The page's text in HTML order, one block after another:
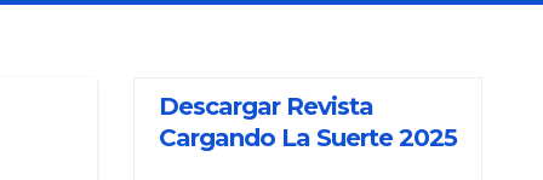
Descargar Revista
Cargando La Suerte 2025